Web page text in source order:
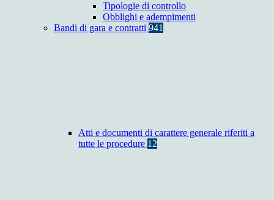
Tipologie di controllo
Obblighi e adempimenti
Bandi di gara e contratti 941
Atti e documenti di carattere generale riferiti a
tutte le procedure 12